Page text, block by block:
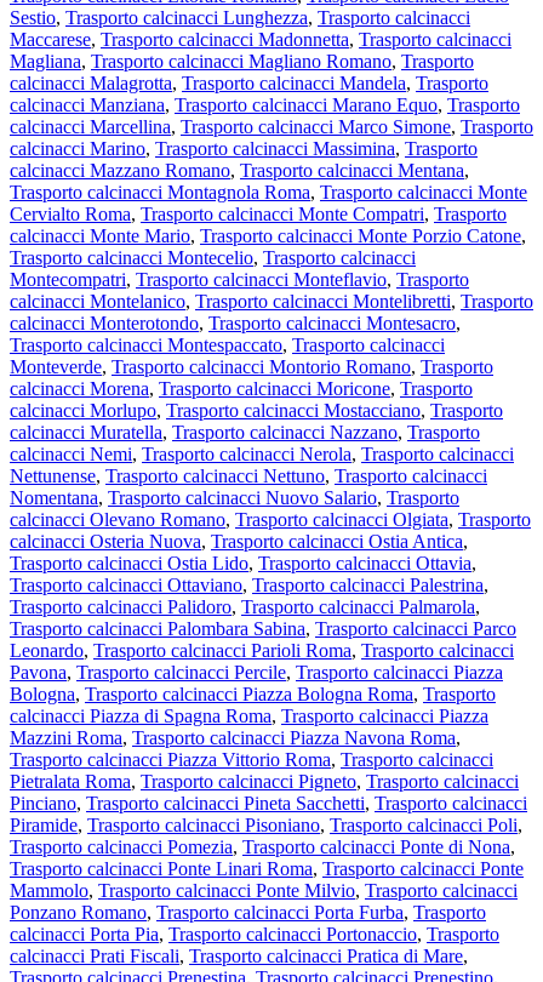
Sestio, Trasporto calcinacci Lunghezza, Trasporto calcinacci
Maccarese, Trasporto calcinacci Madonnetta, Trasporto calcinacci
Magliana, Trasporto calcinacci Magliano Romano, Trasporto
calcinacci Malagrotta, Trasporto calcinacci Mandela, Trasporto
calcinacci Manziana, Trasporto calcinacci Marano Equo, Trasporto
calcinacci Marcellina, Trasporto calcinacci Marco Simone, Trasporto
calcinacci Marino, Trasporto calcinacci Massimina, Trasporto
calcinacci Mazzano Romano, Trasporto calcinacci Mentana,
Trasporto calcinacci Montagnola Roma, Trasporto calcinacci Monte
Cervialto Roma, Trasporto calcinacci Monte Compatri, Trasporto
calcinacci Monte Mario, Trasporto calcinacci Monte Porzio Catone,
Trasporto calcinacci Montecelio, Trasporto calcinacci
Montecompatri, Trasporto calcinacci Monteflavio, Trasporto
calcinacci Montelanico, Trasporto calcinacci Montelibretti, Trasporto
calcinacci Monterotondo, Trasporto calcinacci Montesacro,
Trasporto calcinacci Montespaccato, Trasporto calcinacci
Monteverde, Trasporto calcinacci Montorio Romano, Trasporto
calcinacci Morena, Trasporto calcinacci Moricone, Trasporto
calcinacci Morlupo, Trasporto calcinacci Mostacciano, Trasporto
calcinacci Muratella, Trasporto calcinacci Nazzano, Trasporto
calcinacci Nemi, Trasporto calcinacci Nerola, Trasporto calcinacci
Nettunense, Trasporto calcinacci Nettuno, Trasporto calcinacci
Nomentana, Trasporto calcinacci Nuovo Salario, Trasporto
calcinacci Olevano Romano, Trasporto calcinacci Olgiata, Trasporto
calcinacci Osteria Nuova, Trasporto calcinacci Ostia Antica,
Trasporto calcinacci Ostia Lido, Trasporto calcinacci Ottavia,
Trasporto calcinacci Ottaviano, Trasporto calcinacci Palestrina,
Trasporto calcinacci Palidoro, Trasporto calcinacci Palmarola,
Trasporto calcinacci Palombara Sabina, Trasporto calcinacci Parco
Leonardo, Trasporto calcinacci Parioli Roma, Trasporto calcinacci
Pavona, Trasporto calcinacci Percile, Trasporto calcinacci Piazza
Bologna, Trasporto calcinacci Piazza Bologna Roma, Trasporto
calcinacci Piazza di Spagna Roma, Trasporto calcinacci Piazza
Mazzini Roma, Trasporto calcinacci Piazza Navona Roma,
Trasporto calcinacci Piazza Vittorio Roma, Trasporto calcinacci
Pietralata Roma, Trasporto calcinacci Pigneto, Trasporto calcinacci
Pinciano, Trasporto calcinacci Pineta Sacchetti, Trasporto calcinacci
Piramide, Trasporto calcinacci Pisoniano, Trasporto calcinacci Poli,
Trasporto calcinacci Pomezia, Trasporto calcinacci Ponte di Nona,
Trasporto calcinacci Ponte Linari Roma, Trasporto calcinacci Ponte
Mammolo, Trasporto calcinacci Ponte Milvio, Trasporto calcinacci
Ponzano Romano, Trasporto calcinacci Porta Furba, Trasporto
calcinacci Porta Pia, Trasporto calcinacci Portonaccio, Trasporto
calcinacci Prati Fiscali, Trasporto calcinacci Pratica di Mare,
Trasporto calcinacci Prenestina, Trasporto calcinacci Prenestino,